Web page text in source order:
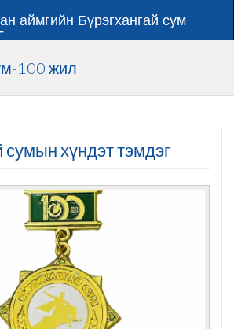
аймгийн Бүрэгхангай сум
100 жил
сумын хүндэт тэмдэг